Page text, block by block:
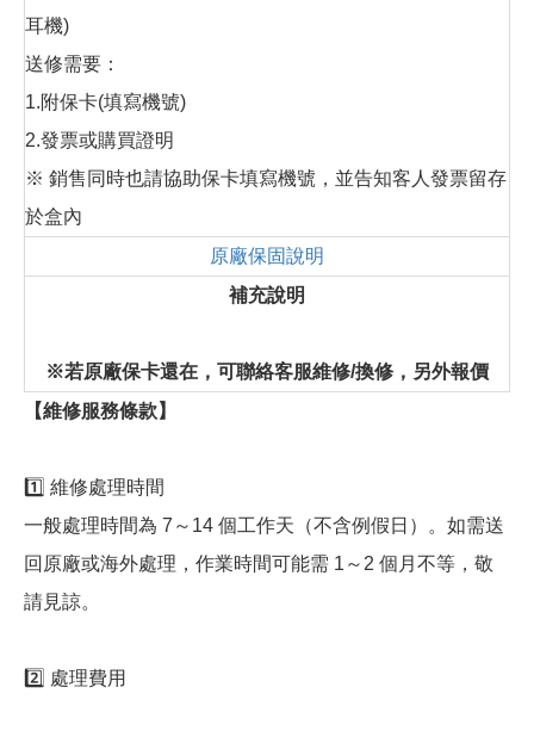
耳機)
送修需要：
1.附保卡(填寫機號)
2.發票或購買證明
※ 銷售同時也請協助保卡填寫機號，並告知客人發票留存
於盒內
原廠保固說明
補充說明
※若原廠保卡還在，可聯絡客服維修/換修，另外報價
【維修服務條款】
1️⃣ 維修處理時間
一般處理時間為 7～14 個工作天（不含例假日）。如需送
回原廠或海外處理，作業時間可能需 1～2 個月不等，敬
請見諒。
2️⃣ 處理費用